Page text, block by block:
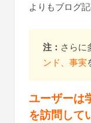
よりもブログ
注： さらに
ンド、事実
ユーザーは
を訪問して